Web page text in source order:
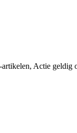
Actie geldig